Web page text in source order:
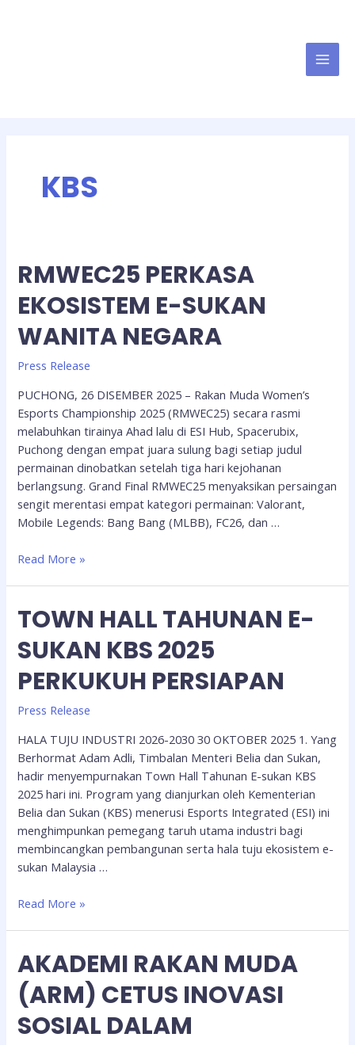
KBS
RMWEC25 PERKASA
EKOSISTEM E-SUKAN
WANITA NEGARA
Press Release
PUCHONG, 26 DISEMBER 2025 – Rakan Muda Women’s
Esports Championship 2025 (RMWEC25) secara rasmi
melabuhkan tirainya Ahad lalu di ESI Hub, Spacerubix,
Puchong dengan empat juara sulung bagi setiap judul
permainan dinobatkan setelah tiga hari kejohanan
berlangsung. Grand Final RMWEC25 menyaksikan persaingan
sengit merentasi empat kategori permainan: Valorant,
Mobile Legends: Bang Bang (MLBB), FC26, dan …
Read More »
TOWN HALL TAHUNAN E-
SUKAN KBS 2025
PERKUKUH PERSIAPAN
Press Release
HALA TUJU INDUSTRI 2026-2030 30 OKTOBER 2025 1. Yang
Berhormat Adam Adli, Timbalan Menteri Belia dan Sukan,
hadir menyempurnakan Town Hall Tahunan E-sukan KBS
2025 hari ini. Program yang dianjurkan oleh Kementerian
Belia dan Sukan (KBS) menerusi Esports Integrated (ESI) ini
menghimpunkan pemegang taruh utama industri bagi
membincangkan pembangunan serta hala tuju ekosistem e-
sukan Malaysia …
Read More »
AKADEMI RAKAN MUDA
(ARM) CETUS INOVASI
SOSIAL DALAM